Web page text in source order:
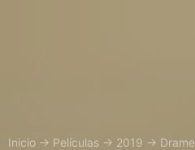
Inicio → Películas → 2019 → Drame